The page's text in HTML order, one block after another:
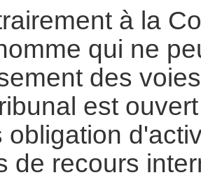
à la
qui ne
des
est
obligation
de recours